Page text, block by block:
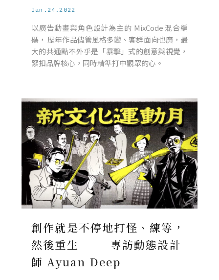
Jan.24.2022
以廣告動畫與角色設計為主的 MixCode 混合編
碼， 歷年作品儘管風格多變、客群面向也廣，最
大的共通點不外乎是「暴擊」式的創意與視覺，
緊扣品牌核心，同時精準打中觀眾的心。
創作就是不停地打怪、練等，
然後重生 ── 專訪動態設計
師 Ayuan Deep